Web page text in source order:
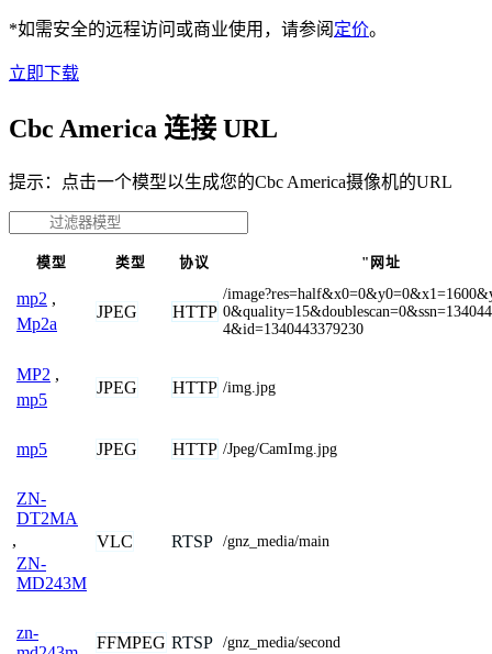
*如需安全的远程访问或商业使用，请参阅 定价。
立即下载
Cbc America 连接 URL
提示：点击一个模型以生成您的Cbc America摄像机的URL
模型 类型 协议 "网址
mp2 ,
Mp2a
JPEG HTTP
/
4&id=1340443379230
MP2 ,
mp5
JPEG HTTP /img.jpg
mp5 JPEG HTTP /Jpeg/CamImg.jpg
ZN-
DT2MA
,
ZN-
MD243M
VLC RTSP /gnz_media/main
zn-
FFMPEG RTSP /gnz_media/second